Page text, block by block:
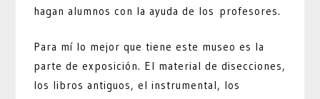
hagan alumnos con la ayuda de los profesores.
Para mí lo mejor que tiene este museo es la
parte de exposición. El material de disecciones,
los libros antiguos, el instrumental, los